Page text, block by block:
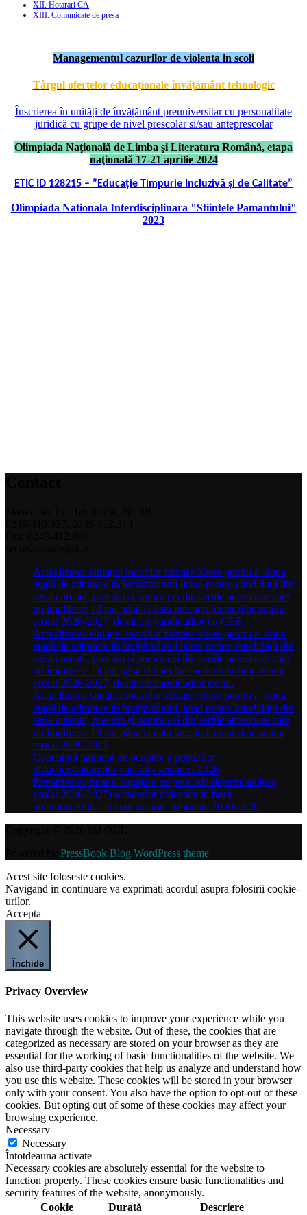
XII. Hotarari CA
XIII. Comunicate de presa
Managementul cazurilor de violenta in scoli
Târgul ofertelor educaționale-învățământ tehnologic
Înscrierea în unități de învățământ preuniversitar cu personalitate
juridică cu grupe de nivel prescolar si/sau anteprescolar
Olimpiada Naţională de Limba şi Literatura Română, etapa
naţională 17-21 aprilie 2024
ETIC ID 128215 – ”Educație Timpurie Incluzivă și de Calitate”
Olimpiada Nationala Interdisciplinara "Stiintele Pamantului"
2023
Actualizarea situației locurilor rămase libere pentru a doua
etapă de admitere în învățământul liceal pentru candidații din
seria curentă, precum și pentru cei din seriile anterioare care
nu împlinesc 18 ani până la data începerii cursurilor anului
școlar 2026-2027, destinate candidaților cu CES.
Actualizarea situației locurilor rămase libere pentru a doua
etapă de admitere în învățământul liceal pentru candidații din
seria curentă, precum și pentru cei din seriile anterioare care
nu împlinesc 18 ani până la data începerii cursurilor anului
școlar 2026-2027, destinate candidaților rromi.
Actualizarea situației locurilor rămase libere pentru a doua
etapă de admitere în învățământul liceal pentru candidații din
seria curentă, precum și pentru cei din seriile anterioare care
nu împlinesc 18 ani până la data începerii cursurilor anului
școlar 2026-2027
Concursul național de ocupare a posturilor
didactice/catedrelor vacante- sesiunea 2026
Repartizarea pentru angajare pe perioadă determinată(an
școlar 2026-2027) a cadrelor didactice în baza
notelor/mediilor la concursurile naționale 2020-2026
PressBook Blog WordPress theme
Acest site foloseste cookies.
Navigand in continuare va exprimati acordul asupra folosirii cookie-
urilor.
Accepta
Închide
Privacy Overview
This website uses cookies to improve your experience while you
navigate through the website. Out of these, the cookies that are
categorized as necessary are stored on your browser as they are
essential for the working of basic functionalities of the website. We
also use third-party cookies that help us analyze and understand how
you use this website. These cookies will be stored in your browser
only with your consent. You also have the option to opt-out of these
cookies. But opting out of some of these cookies may affect your
browsing experience.
Necessary
Necessary
Întotdeauna activate
Necessary cookies are absolutely essential for the website to
function properly. These cookies ensure basic functionalities and
security features of the website, anonymously.
Cookie
Durată Descriere